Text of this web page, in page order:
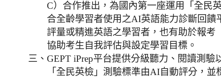
C）合作推出，為國內第一座運用「全民
合全齡學習者使用之AI英語能力診斷回饋
評量或精進英語之學習者，也有助於報考
協助考生自我評估與設定學習目標。
三、 GEPT iPrep平台提供分級聽力、閱讀測驗
「全民英檢」測驗標準由AI自動評分，